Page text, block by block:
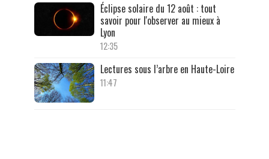
Éclipse solaire du 12 août : tout
savoir pour l'observer au mieux à
Lyon
12:35
Lectures sous l’arbre en Haute-Loire
11:47